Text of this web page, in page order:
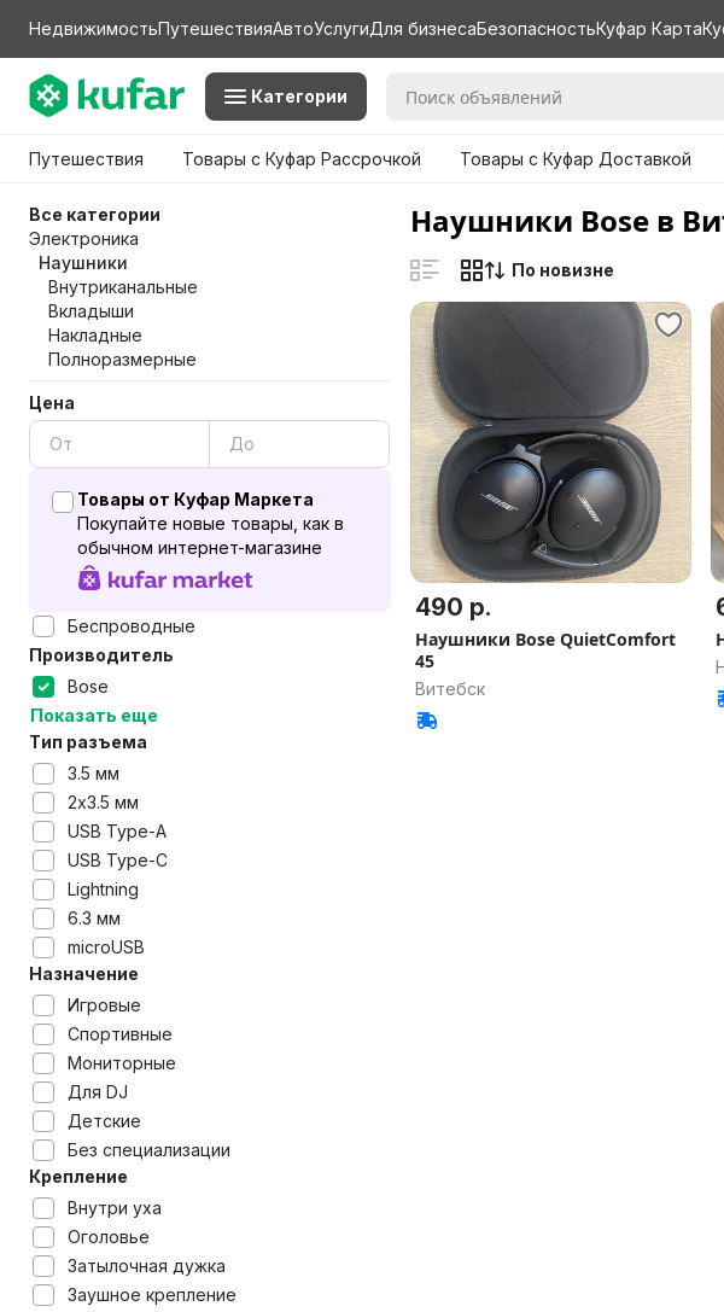
НедвижимостьПутешествияАвтоУслугиДля бизнесаБезопасностьКуфар Карта
Категории
Путешествия Товары с Куфар Рассрочкой Товары с Куфар Доставкой
Все категории
Электроника
Наушники
Внутриканальные
Вкладыши
Накладные
Полноразмерные
Цена
Товары от Куфар Маркета
Покупайте новые товары, как в
обычном интернет-магазине
Беспроводные
Производитель
Bose
Показать еще
Тип разъема
3.5 мм
2x3.5 мм
USB Type-A
USB Type-C
Lightning
6.3 мм
microUSB
Назначение
Игровые
Спортивные
Мониторные
Для DJ
Детские
Без специализации
Крепление
Внутри уха
Оголовье
Затылочная дужка
Заушное крепление
Наушники Bose в
По новизне
490 р.
Наушники Bose QuietComfort
45
Витебск